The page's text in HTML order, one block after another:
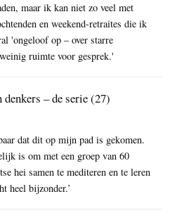
maar ik kan niet zo veel met
en weekend-retraites die ik
'ongeloof op – over starre
ruimte voor gesprek.'
– de serie (27)
dat dit op mijn pad is gekomen.
is om met een groep van 60
hei samen te mediteren en te leren
heel bijzonder.’